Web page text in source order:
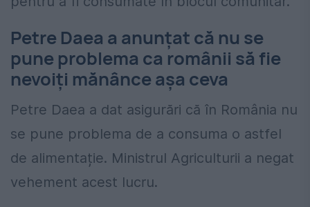
Petre Daea a anunţat că nu se
pune problema ca românii să fie
nevoiți mănânce aşa ceva
Petre Daea a dat asigurări că în România nu
se pune problema de a consuma o astfel
de alimentație. Ministrul Agriculturii a negat
vehement acest lucru.